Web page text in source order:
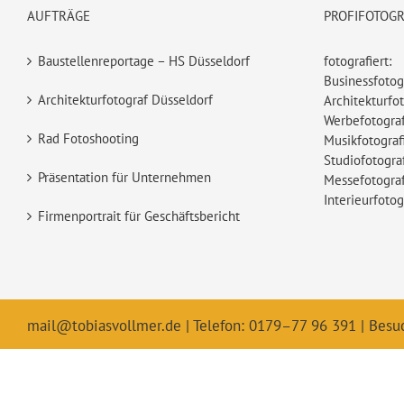
AUFTRÄGE
Baustellenreportage – HS Düsseldorf
Architekturfotograf Düsseldorf
Rad Fotoshooting
Präsentation für Unternehmen
Firmenportrait für Geschäftsbericht
fotografiert:
mail@tobiasvollmer.de | Telefon: 0179–77 96 391 |